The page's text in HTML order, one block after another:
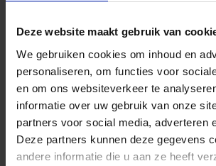
Deze website maakt gebruik van
We gebruiken cookies om inhoud en
personaliseren, om functies voor
en om ons websiteverkeer te
informatie over uw gebruik van onze
partners voor social media, adverteren
Deze partners kunnen deze gegevens
andere informatie die u aan ze heeft